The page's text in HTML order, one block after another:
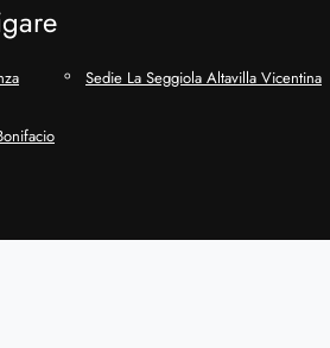
Sedie La Seggiola Altavilla Vicentina